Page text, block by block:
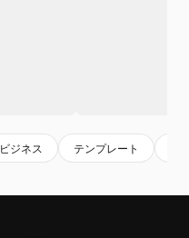
ビジネス テンプレート